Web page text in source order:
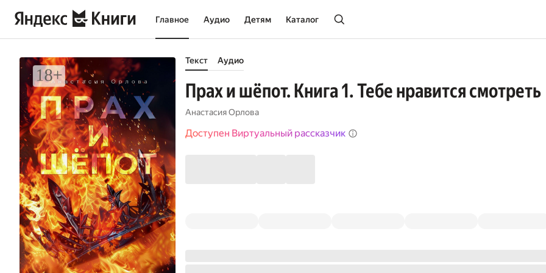
Главное Аудио Детям Каталог
Текст Аудио
Прах и шёпот. Книга 1. Тебе нравится смотреть
Анастасия Орлова
Доступен Виртуальный рассказчик